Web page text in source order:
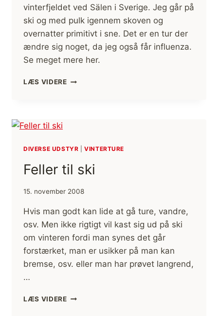
vinterfjeldet ved Sälen i Sverige. Jeg går på
ski og med pulk igennem skoven og
overnatter primitivt i sne. Det er en tur der
ændre sig noget, da jeg også får influenza.
Se meget mere her.
LÆS VIDEREALENE
[GODE
TIL
(FILM)
DIVERSE UDSTYR |VINTERTURE
Feller til ski
15. november 2008
Hvis man godt kan lide at gå ture, vandre,
osv. Men ikke rigtigt vil kast sig ud på ski
om vinteren fordi man synes det går
forstærket, man er usikker på man kan
bremse, osv. eller man har prøvet langrend,
…
LÆS VIDEREFELLER